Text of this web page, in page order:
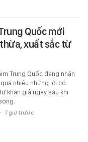
Quốc mới
xuất sắc từ
Trung Quốc đang nhận
nhiều những lời có
khán giả ngay sau khi
- 7 giờ trước